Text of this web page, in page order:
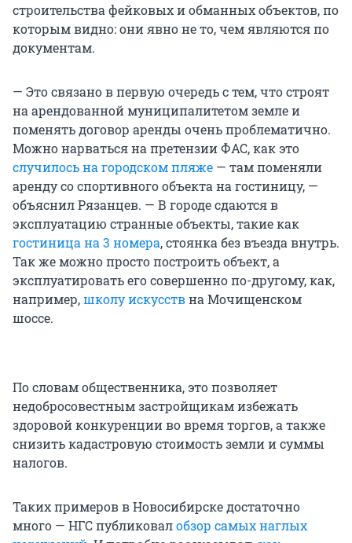
строительства фейковых и обманных объектов, по
которым видно: они явно не то, чем являются по
документам.
— Это связано в первую очередь с тем, что строят
на арендованной муниципалитетом земле и
поменять договор аренды очень проблематично.
Можно нарваться на претензии ФАС, как это
случилось на городском пляже — там поменяли
аренду со спортивного объекта на гостиницу, —
объяснил Рязанцев. — В городе сдаются в
эксплуатацию странные объекты, такие как
гостиница на 3 номера, стоянка без въезда внутрь.
Так же можно просто построить объект, а
эксплуатировать его совершенно по-другому, как,
например,школу искусствна Мочищенском
шоссе.
По словам общественника, это позволяет
недобросовестным застройщикам избежать
здоровой конкуренции во время торгов, а также
снизить кадастровую стоимость земли и суммы
налогов.
Таких примеров в Новосибирске достаточно
много — НГС публиковалобзор самых наглых